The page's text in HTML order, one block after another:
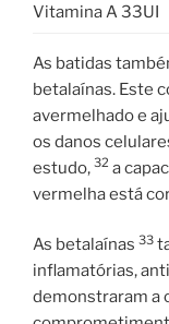
Vitamina A 33UI
As batidas
betalaínas. Este
avermelhado e
os danos
estudo, 32 a
vermelha está
As betalaínas 33
inflamatórias,
demonstraram a